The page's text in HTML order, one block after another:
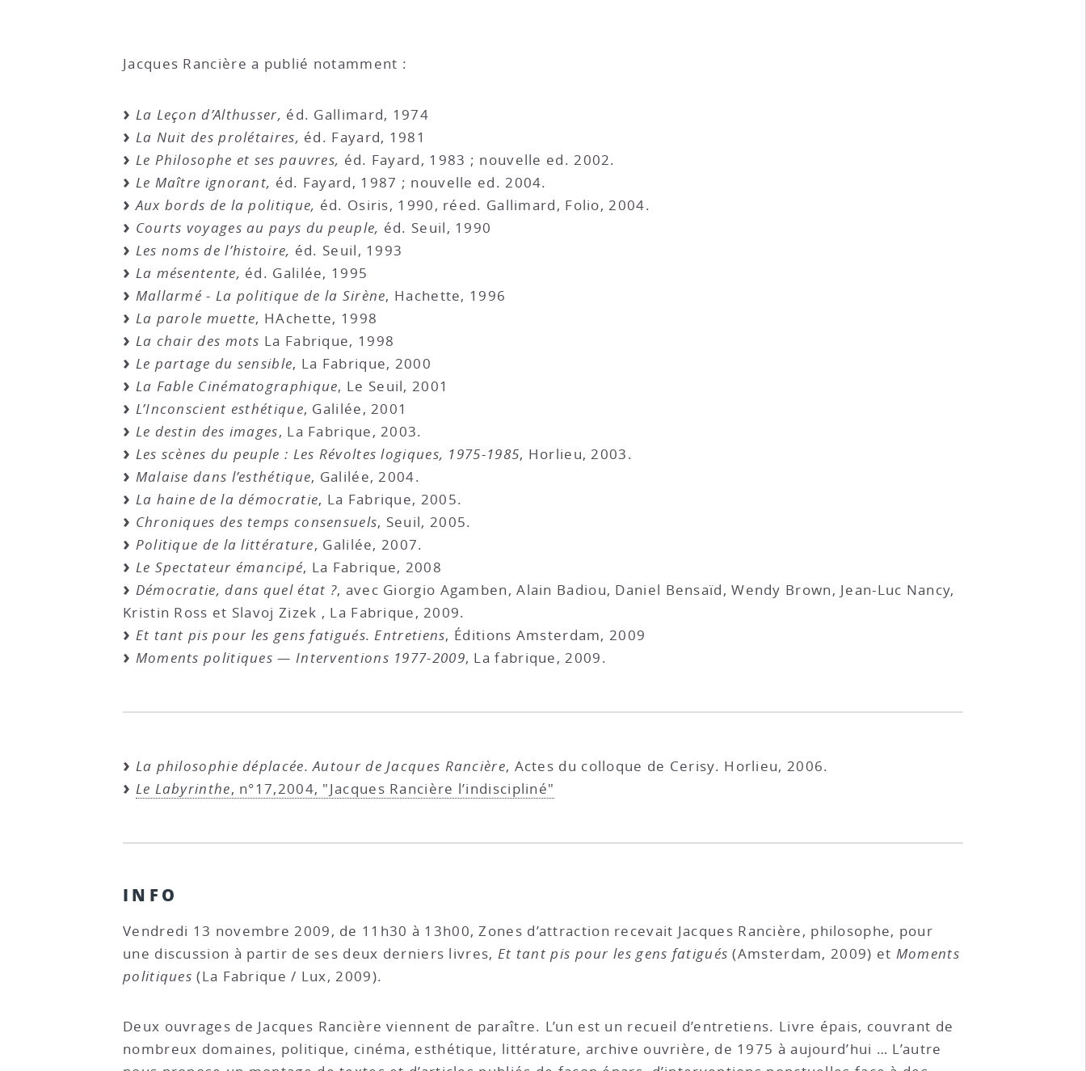
Jacques Rancière a publié notamment :
La Leçon d’Althusser, éd. Gallimard, 1974
La Nuit des prolétaires, éd. Fayard, 1981
Le Philosophe et ses pauvres, éd. Fayard, 1983 ; nouvelle ed. 2002.
Le Maître ignorant, éd. Fayard, 1987 ; nouvelle ed. 2004.
Aux bords de la politique, éd. Osiris, 1990, réed. Gallimard, Folio, 2004.
Courts voyages au pays du peuple, éd. Seuil, 1990
Les noms de l’histoire, éd. Seuil, 1993
La mésentente, éd. Galilée, 1995
Mallarmé - La politique de la Sirène, Hachette, 1996
La parole muette, HAchette, 1998
La chair des mots La Fabrique, 1998
Le partage du sensible, La Fabrique, 2000
La Fable Cinématographique, Le Seuil, 2001
L’Inconscient esthétique, Galilée, 2001
Le destin des images, La Fabrique, 2003.
Les scènes du peuple : Les Révoltes logiques, 1975-1985, Horlieu, 2003.
Malaise dans l’esthétique, Galilée, 2004.
La haine de la démocratie, La Fabrique, 2005.
Chroniques des temps consensuels, Seuil, 2005.
Politique de la littérature, Galilée, 2007.
Le Spectateur émancipé, La Fabrique, 2008
Démocratie, dans quel état ?, avec Giorgio Agamben, Alain Badiou, Daniel Bensaïd, Wendy Brown, Jean-Luc Nancy,
Kristin Ross et Slavoj Zizek , La Fabrique, 2009.
Et tant pis pour les gens fatigués. Entretiens, Éditions Amsterdam, 2009
Moments politiques — Interventions 1977-2009, La fabrique, 2009.
La philosophie déplacée. Autour de Jacques Rancière, Actes du colloque de Cerisy. Horlieu, 2006.
Le Labyrinthe, n°17,2004, "Jacques Rancière l’indiscipliné"
INFO
Vendredi 13 novembre 2009, de 11h30 à 13h00, Zones d’attraction recevait Jacques Rancière, philosophe, pour
une discussion à partir de ses deux derniers livres, Et tant pis pour les gens fatigués (Amsterdam, 2009) et Moments
politiques (La Fabrique / Lux, 2009).
Deux ouvrages de Jacques Rancière viennent de paraître. L’un est un recueil d’entretiens. Livre épais, couvrant de
nombreux domaines, politique, cinéma, esthétique, littérature, archive ouvrière, de 1975 à aujourd’hui … L’autre